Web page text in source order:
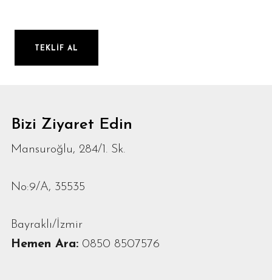
Bizi Ziyaret Edin
Mansuroğlu, 284/1. Sk.
No:9/A, 35535
Bayraklı/İzmir
Hemen Ara:0850 8507576